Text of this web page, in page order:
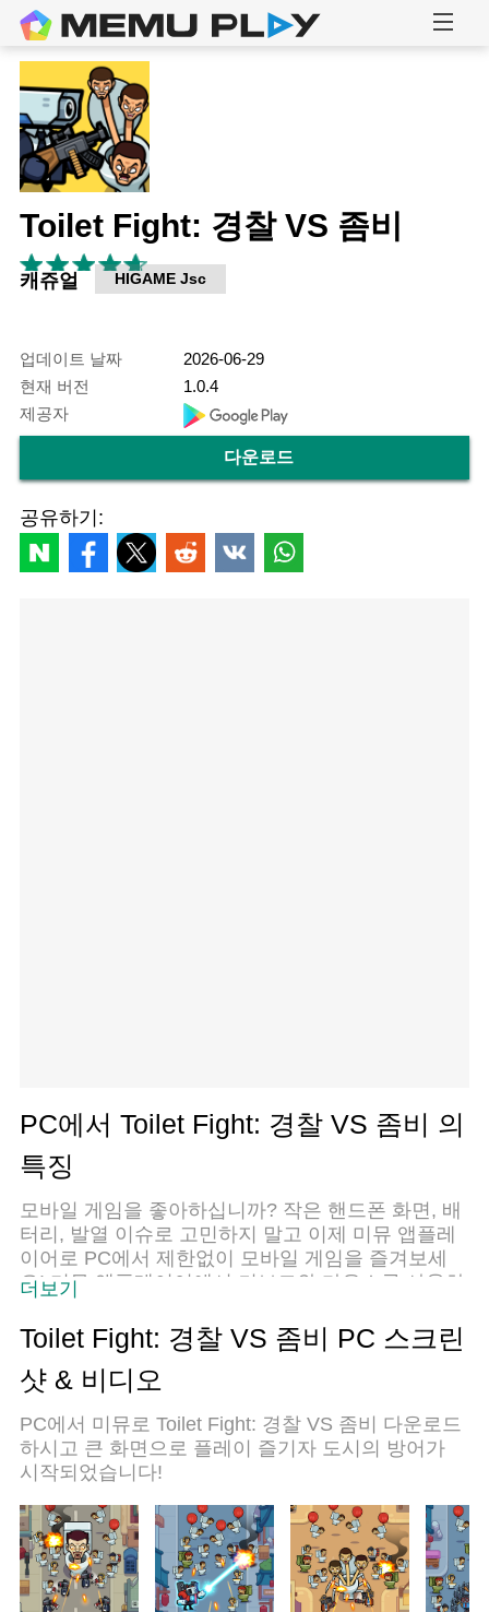
Toilet Fight: 경찰 VS 좀비
캐쥬얼 HIGAME Jsc
업데이트 날짜
2026-06-29
현재 버전
1.0.4
제공자
다운로드
공유하기:
PC에서 Toilet Fight: 경찰 VS 좀비 의
특징
모바일 게임을 좋아하십니까? 작은 핸드폰 화면, 배
터리, 발열 이슈로 고민하지 말고 이제 미뮤 앱플레
이어로 PC에서 제한없이 모바일 게임을 즐겨보세
요! 미뮤 앱플레이어에서 키보드와 마우스를 사용하
컴퓨터에서 다운로드 하시고 Toilet Fight: 경찰 VS
좀비 설치하세요. 배터리 걱정, 발열 걱정 필요없이
마음껏 즐길수 있습니다; 미뮤 멀티로 무장하여 모
다!
더보기
Toilet Fight: 경찰 VS 좀비 PC 스크린
샷 & 비디오
PC에서 미뮤로 Toilet Fight: 경찰 VS 좀비 다운로드
하시고 큰 화면으로 플레이 즐기자 도시의 방어가
시작되었습니다!